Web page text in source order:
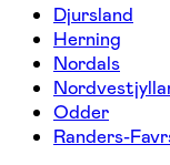
Djursland
Herning
Nordals
Odder
Randers-